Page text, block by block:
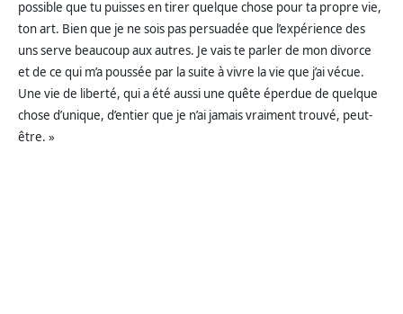
possible que tu puisses en tirer quelque chose pour ta propre vie,
ton art. Bien que je ne sois pas persuadée que l’expérience des
uns serve beaucoup aux autres. Je vais te parler de mon divorce
et de ce qui m’a poussée par la suite à vivre la vie que j’ai vécue.
Une vie de liberté, qui a été aussi une quête éperdue de quelque
chose d’unique, d’entier que je n’ai jamais vraiment trouvé, peut-
être. »